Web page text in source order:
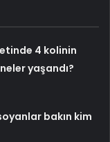
4 kolinin
yaşandı?
bakın kim